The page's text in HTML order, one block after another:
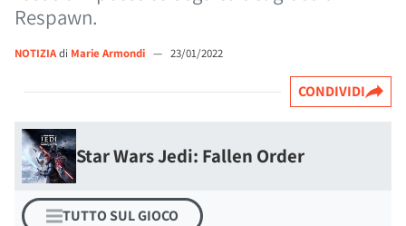
Respawn.
NOTIZIAdi Marie Armondi — 23/01/2022
CONDIVIDI
Star Wars Jedi: Fallen Order
TUTTO SUL GIOCO